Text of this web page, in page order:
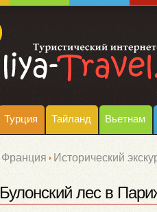
Турция Тайланд Вьетнам
Франция Исторический
Булонский лес в